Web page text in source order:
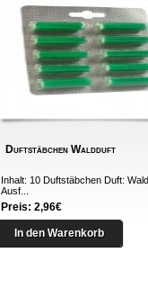
Duftstäbchen Waldduft
Inhalt: 10 Duftstäbchen Duft:
Ausf...
Preis: 2,96€
In den Warenkorb